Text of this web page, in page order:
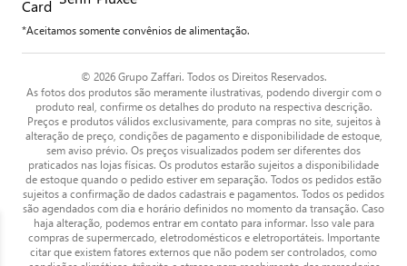
*Aceitamos somente convênios de alimentação.
© 2026 Grupo Zaffari. Todos os Direitos Reservados.
As fotos dos produtos são meramente ilustrativas, podendo divergir com o
produto real, confirme os detalhes do produto na respectiva descrição.
Preços e produtos válidos exclusivamente, para compras no site, sujeitos à
alteração de preço, condições de pagamento e disponibilidade de estoque,
sem aviso prévio. Os preços visualizados podem ser diferentes dos
praticados nas lojas físicas. Os produtos estarão sujeitos a disponibilidade
de estoque quando o pedido estiver em separação. Todos os pedidos estão
sujeitos a confirmação de dados cadastrais e pagamentos. Todos os pedidos
são agendados com dia e horário definidos no momento da transação. Caso
haja alteração, podemos entrar em contato para informar. Isso vale para
compras de supermercado, eletrodomésticos e eletroportáteis. Importante
citar que existem fatores externos que não podem ser controlados, como